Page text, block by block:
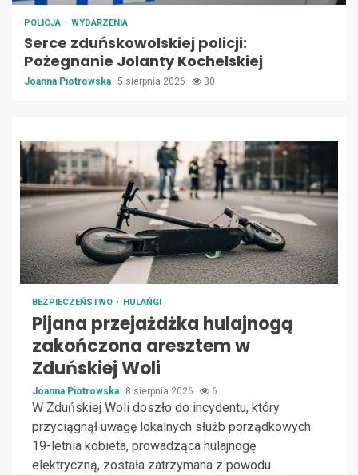
POLICJA WYDARZENIA
Serce zduńskowolskiej policji:
Pożegnanie Jolanty Kochelskiej
Joanna Piotrowska 5 sierpnia 2026 30
BEZPIECZEŃSTWO HULAŃGI
Pijana przejażdżka hulajnogą
zakończona aresztem w
Zduńskiej Woli
Joanna Piotrowska 8 sierpnia 2026 6
W Zduńskiej Woli doszło do incydentu, który
przyciągnął uwagę lokalnych służb porządkowych.
19-letnia kobieta, prowadząca hulajnogę
elektryczną, została zatrzymana z powodu